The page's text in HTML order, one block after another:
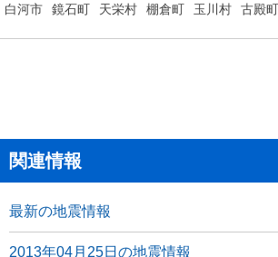
白河市 鏡石町 天栄村 棚倉町 玉川村 古殿町
関連情報
最新の地震情報
2013年04月25日の地震情報